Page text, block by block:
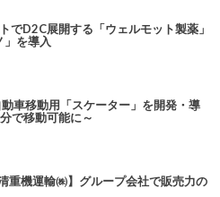
でD2C展開する「ウェルモット製薬」
」を導入
車移動用「スケーター」を開発・導
で移動可能に～
重機運輸㈱】グループ会社で販売力の